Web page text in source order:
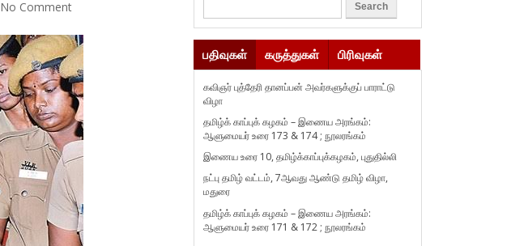
No Comment
பதிவுகள் கருத்துகள் பிரிவுகள்
கவிஞர் புத்தேரி தானப்பன் அவர்களுக்குப் பாராட்டு
விழா
தமிழ்க் காப்புக் கழகம் – இணைய அரங்கம்:
ஆளுமையர் உரை 173 & 174 ; நூலரங்கம்
இணைய உரை 10, தமிழ்க்காப்புக்கழகம், புதுதில்லி
நட்பு தமிழ் வட்டம், 7ஆவது ஆண்டு தமிழ் விழா,
மதுரை
தமிழ்க் காப்புக் கழகம் – இணைய அரங்கம்:
ஆளுமையர் உரை 171 & 172 ; நூலரங்கம்